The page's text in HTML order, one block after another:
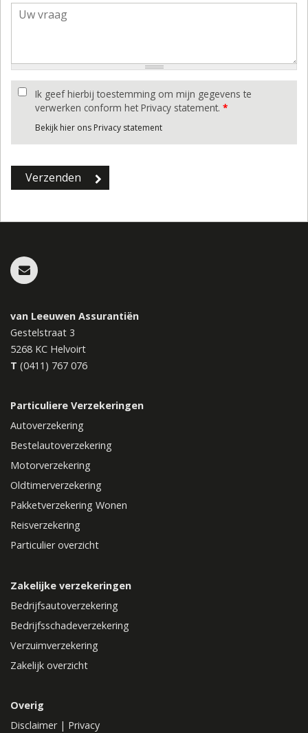
Ik geef hierbij toestemming om mijn gegevens te
verwerken conform het Privacy statement. *
Bekijk hier ons Privacy statement
van Leeuwen Assurantiën
Gestelstraat 3
5268 KC Helvoirt
T (0411) 767 076
Particuliere Verzekeringen
Autoverzekering
Bestelautoverzekering
Motorverzekering
Oldtimerverzekering
Pakketverzekering Wonen
Reisverzekering
Particulier overzicht
Zakelijke verzekeringen
Bedrijfsautoverzekering
Bedrijfsschadeverzekering
Verzuimverzekering
Zakelijk overzicht
Overig
Disclaimer| Privacy